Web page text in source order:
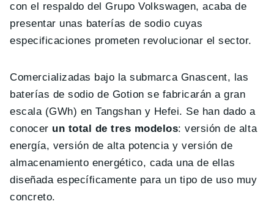
con el respaldo del Grupo Volkswagen, acaba de
presentar unas baterías de sodio cuyas
especificaciones prometen revolucionar el sector.
Comercializadas bajo la submarca Gnascent, las
baterías de sodio de Gotion se fabricarán a gran
escala (GWh) en Tangshan y Hefei. Se han dado a
conocer un total de tres modelos: versión de alta
energía, versión de alta potencia y versión de
almacenamiento energético, cada una de ellas
diseñada específicamente para un tipo de uso muy
concreto.